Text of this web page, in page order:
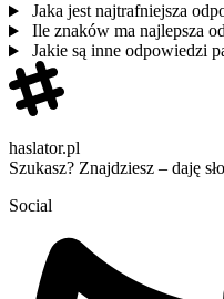
Jaka jest najtrafniejsza
Ile znaków ma najlepsza
Jakie są inne odpowiedzi
haslator.pl
Szukasz? Znajdziesz – daję
Social